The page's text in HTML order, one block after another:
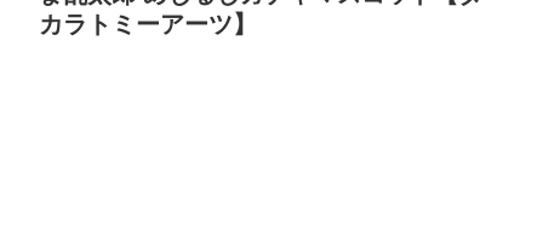
カラトミーアーツ】